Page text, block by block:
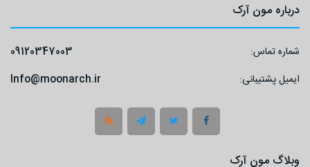
درباره مون آرک
شماره تماس:
09120347003
ایمیل پشتیبانی:
Info@moonarch.ir
وبلاگ مون آرک